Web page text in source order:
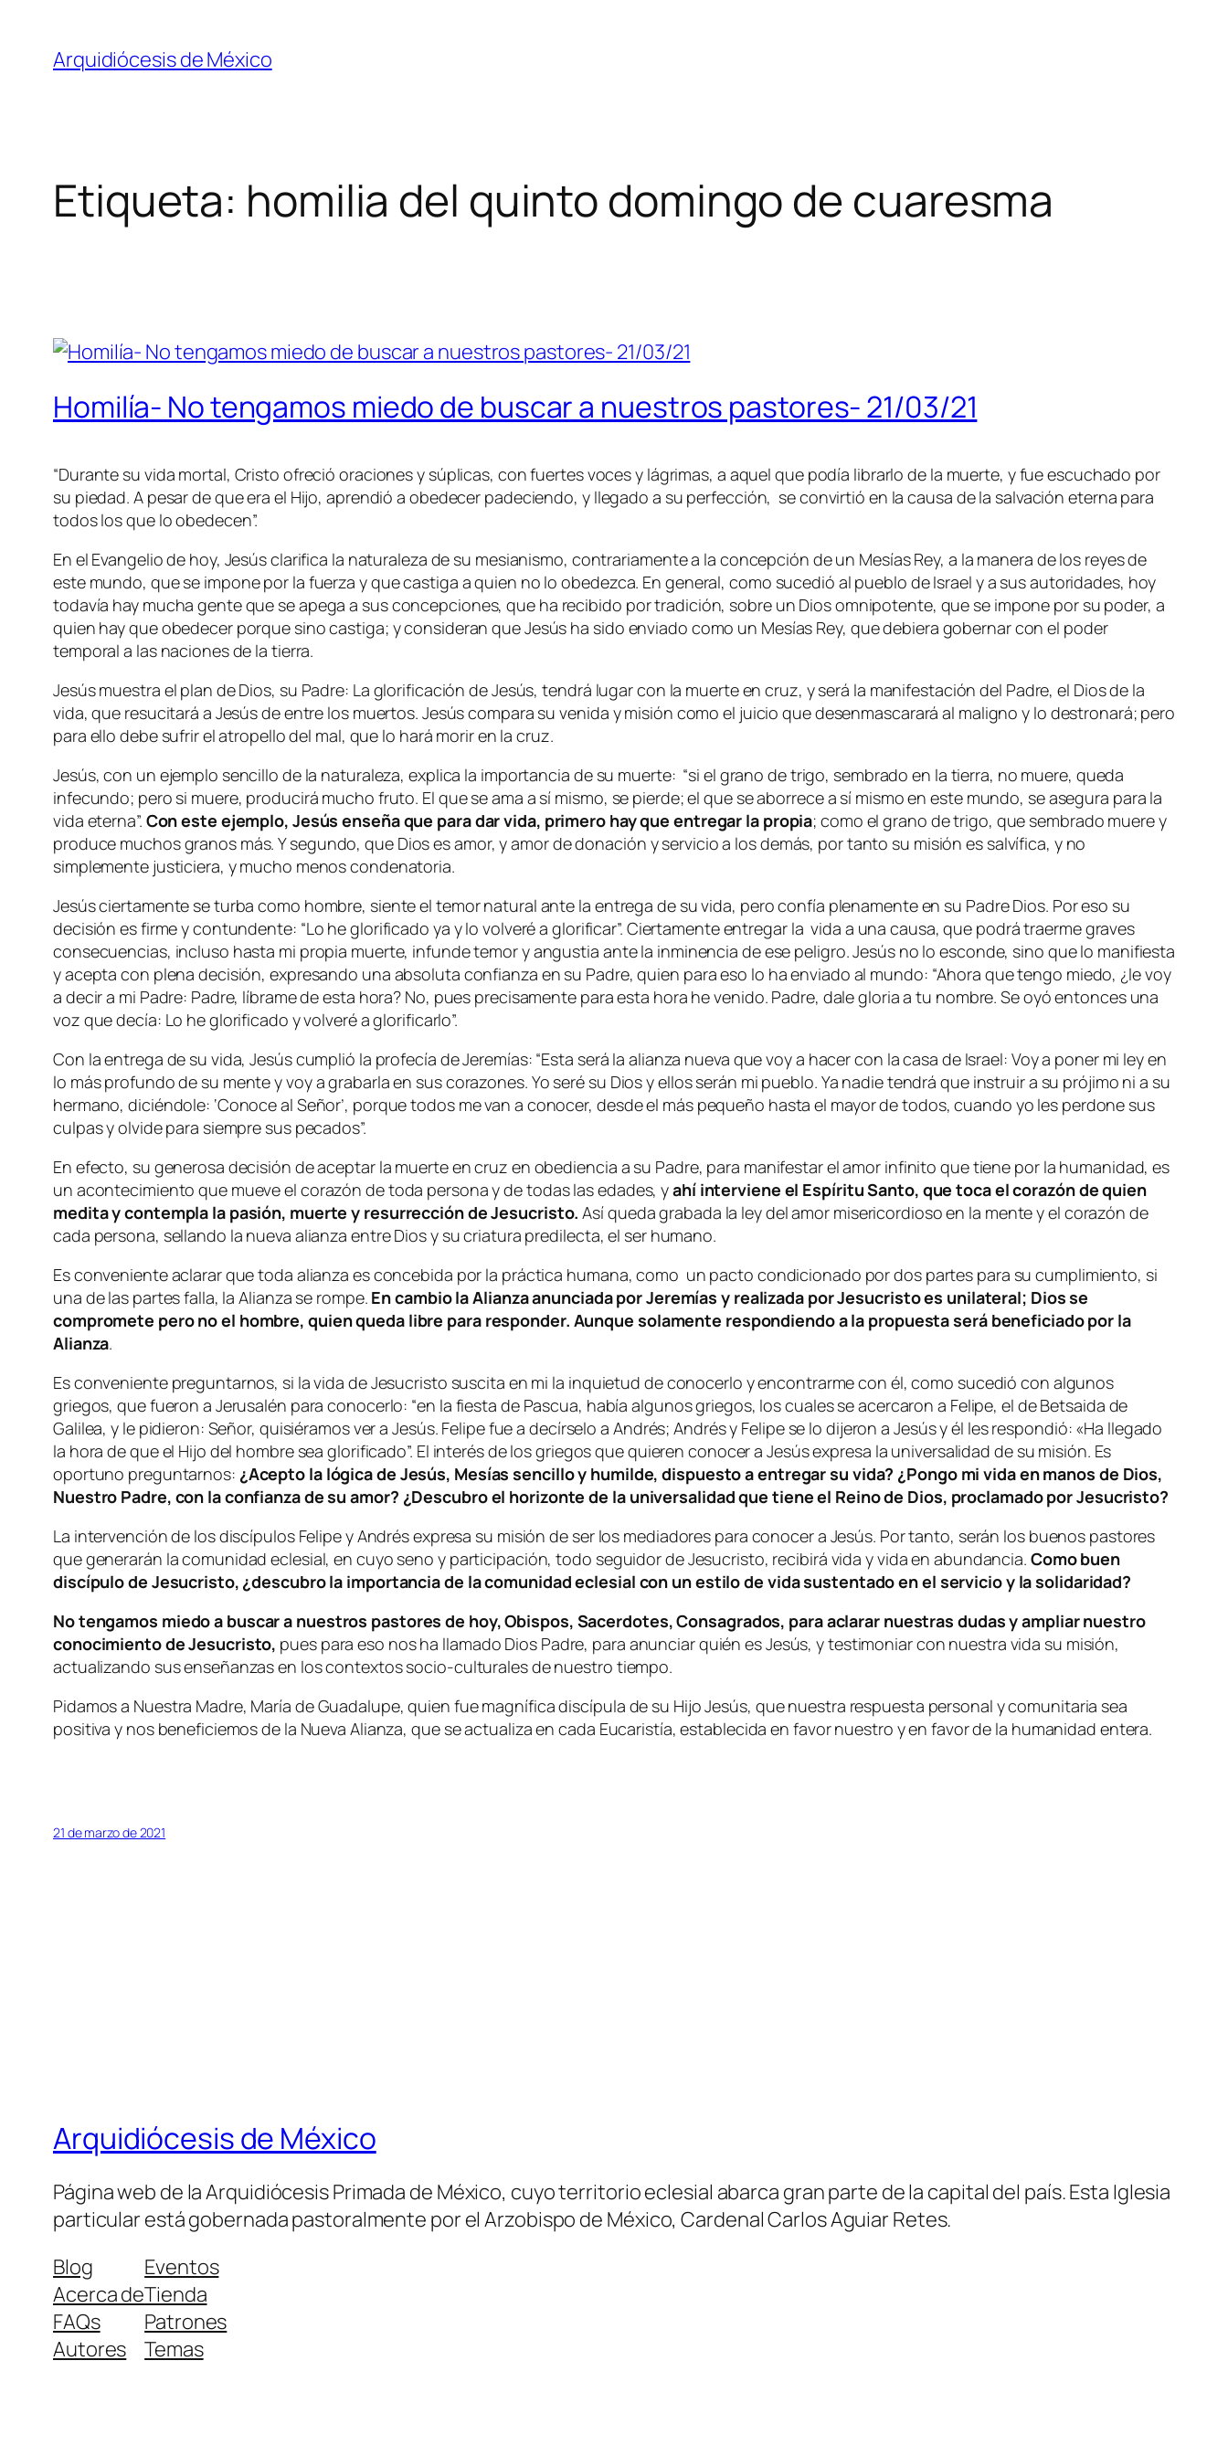
contenido
Arquidiócesis de México
Etiqueta: homilia del quinto domingo de cuaresma
Homilía- No tengamos miedo de buscar a nuestros pastores- 21/03/21
“Durante su vida mortal, Cristo ofreció oraciones y súplicas, con fuertes voces y lágrimas, a aquel que podía librarlo de la muerte, y fue escuchado por
su piedad. A pesar de que era el Hijo, aprendió a obedecer padeciendo, y llegado a su perfección, se convirtió en la causa de la salvación eterna para
todos los que lo obedecen”.
En el Evangelio de hoy, Jesús clarifica la naturaleza de su mesianismo, contrariamente a la concepción de un Mesías Rey, a la manera de los reyes de
este mundo, que se impone por la fuerza y que castiga a quien no lo obedezca. En general, como sucedió al pueblo de Israel y a sus autoridades, hoy
todavía hay mucha gente que se apega a sus concepciones, que ha recibido por tradición, sobre un Dios omnipotente, que se impone por su poder, a
quien hay que obedecer porque sino castiga; y consideran que Jesús ha sido enviado como un Mesías Rey, que debiera gobernar con el poder
temporal a las naciones de la tierra.
Jesús muestra el plan de Dios, su Padre: La glorificación de Jesús, tendrá lugar con la muerte en cruz, y será la manifestación del Padre, el Dios de la
vida, que resucitará a Jesús de entre los muertos. Jesús compara su venida y misión como el juicio que desenmascarará al maligno y lo destronará; pero
para ello debe sufrir el atropello del mal, que lo hará morir en la cruz.
Jesús, con un ejemplo sencillo de la naturaleza, explica la importancia de su muerte: “si el grano de trigo, sembrado en la tierra, no muere, queda
infecundo; pero si muere, producirá mucho fruto. El que se ama a sí mismo, se pierde; el que se aborrece a sí mismo en este mundo, se asegura para la
vida eterna”. Con este ejemplo, Jesús enseña que para dar vida, primero hay que entregar la propia; como el grano de trigo, que sembrado muere y
produce muchos granos más. Y segundo, que Dios es amor, y amor de donación y servicio a los demás, por tanto su misión es salvífica, y no
simplemente justiciera, y mucho menos condenatoria.
Jesús ciertamente se turba como hombre, siente el temor natural ante la entrega de su vida, pero confía plenamente en su Padre Dios. Por eso su
decisión es firme y contundente: “Lo he glorificado ya y lo volveré a glorificar”. Ciertamente entregar la vida a una causa, que podrá traerme graves
consecuencias, incluso hasta mi propia muerte, infunde temor y angustia ante la inminencia de ese peligro. Jesús no lo esconde, sino que lo manifiesta
y acepta con plena decisión, expresando una absoluta confianza en su Padre, quien para eso lo ha enviado al mundo: “Ahora que tengo miedo, ¿le voy
a decir a mi Padre: Padre, líbrame de esta hora? No, pues precisamente para esta hora he venido. Padre, dale gloria a tu nombre. Se oyó entonces una
voz que decía: Lo he glorificado y volveré a glorificarlo”.
Con la entrega de su vida, Jesús cumplió la profecía de Jeremías: “Esta será la alianza nueva que voy a hacer con la casa de Israel: Voy a poner mi ley en
lo más profundo de su mente y voy a grabarla en sus corazones. Yo seré su Dios y ellos serán mi pueblo. Ya nadie tendrá que instruir a su prójimo ni a su
hermano, diciéndole: ‘Conoce al Señor’, porque todos me van a conocer, desde el más pequeño hasta el mayor de todos, cuando yo les perdone sus
culpas y olvide para siempre sus pecados”.
En efecto, su generosa decisión de aceptar la muerte en cruz en obediencia a su Padre, para manifestar el amor infinito que tiene por la humanidad, es
un acontecimiento que mueve el corazón de toda persona y de todas las edades, yahí interviene el Espíritu Santo, que toca el corazón de quien
medita y contempla la pasión, muerte y resurrección de Jesucristo.Así queda grabada la ley del amor misericordioso en la mente y el corazón de
cada persona, sellando la nueva alianza entre Dios y su criatura predilecta, el ser humano.
Es conveniente aclarar que toda alianza es concebida por la práctica humana, como un pacto condicionado por dos partes para su cumplimiento, si
una de las partes falla, la Alianza se rompe. En cambio la Alianza anunciada por Jeremías y realizada por Jesucristo es unilateral; Dios se
compromete pero no el hombre, quien queda libre para responder. Aunque solamente respondiendo a la propuesta será beneficiado por la
Alianza.
Es conveniente preguntarnos, si la vida de Jesucristo suscita en mi la inquietud de conocerlo y encontrarme con él, como sucedió con algunos
griegos, que fueron a Jerusalén para conocerlo: “en la fiesta de Pascua, había algunos griegos, los cuales se acercaron a Felipe, el de Betsaida de
Galilea, y le pidieron: Señor, quisiéramos ver a Jesús. Felipe fue a decírselo a Andrés; Andrés y Felipe se lo dijeron a Jesús y él les respondió: «Ha llegado
la hora de que el Hijo del hombre sea glorificado”. El interés de los griegos que quieren conocer a Jesús expresa la universalidad de su misión. Es
oportuno preguntarnos: ¿Acepto la lógica de Jesús, Mesías sencillo y humilde, dispuesto a entregar su vida? ¿Pongo mi vida en manos de Dios,
Nuestro Padre, con la confianza de su amor? ¿Descubro el horizonte de la universalidad que tiene el Reino de Dios, proclamado por Jesucristo?
La intervención de los discípulos Felipe y Andrés expresa su misión de ser los mediadores para conocer a Jesús. Por tanto, serán los buenos pastores
que generarán la comunidad eclesial, en cuyo seno y participación, todo seguidor de Jesucristo, recibirá vida y vida en abundancia. Como buen
discípulo de Jesucristo, ¿descubro la importancia de la comunidad eclesial con un estilo de vida sustentado en el servicio y la solidaridad?
No tengamos miedo a buscar a nuestros pastores de hoy, Obispos, Sacerdotes, Consagrados, para aclarar nuestras dudas y ampliar nuestro
conocimiento de Jesucristo, pues para eso nos ha llamado Dios Padre, para anunciar quién es Jesús, y testimoniar con nuestra vida su misión,
actualizando sus enseñanzas en los contextos socio-culturales de nuestro tiempo.
Pidamos a Nuestra Madre, María de Guadalupe, quien fue magnífica discípula de su Hijo Jesús, que nuestra respuesta personal y comunitaria sea
positiva y nos beneficiemos de la Nueva Alianza, que se actualiza en cada Eucaristía, establecida en favor nuestro y en favor de la humanidad entera.
21 de marzo de 2021
Arquidiócesis de México
Página web de la Arquidiócesis Primada de México, cuyo territorio eclesial abarca gran parte de la capital del país. Esta Iglesia
particular está gobernada pastoralmente por el Arzobispo de México, Cardenal Carlos Aguiar Retes.
Blog
Acerca de
FAQs
Autores
Eventos
Tienda
Patrones
Temas